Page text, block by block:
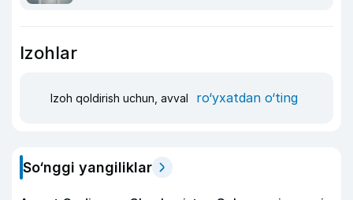
Izohlar
Izoh qoldirish uchun, avval ro‘yxatdan o‘ting
So‘nggi yangiliklar